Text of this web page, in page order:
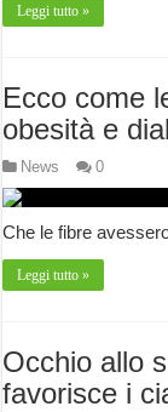
Leggi tutto »
Ecco come
obesità e
News 0
Che le fibre
Leggi tutto »
Occhio allo
favorisce i